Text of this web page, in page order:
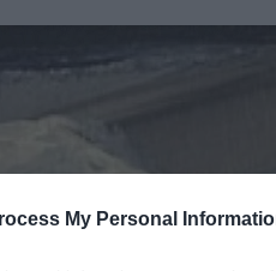
My Personal